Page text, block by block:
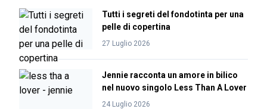
Tutti i segreti del fondotinta per una
pelle di copertina
27 Luglio 2026
Jennie racconta un amore in bilico
nel nuovo singolo Less Than A Lover
24 Luglio 2026